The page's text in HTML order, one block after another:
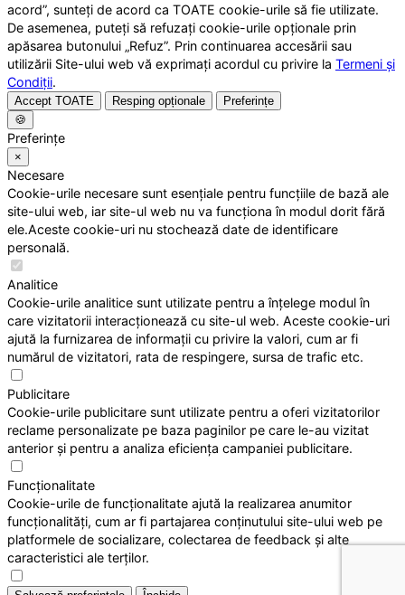
acord”, sunteți de acord ca TOATE cookie-urile să fie utilizate.
De asemenea, puteți să refuzați cookie-urile opționale prin
apăsarea butonului „Refuz”. Prin continuarea accesării sau
utilizării Site-ului web vă exprimați acordul cu privire la Termeni și
Condiții.
Accept TOATE Resping opționale
Preferințe
🍪
Preferințe
×
Necesare
Cookie-urile necesare sunt esențiale pentru funcțiile de bază ale
site-ului web, iar site-ul web nu va funcționa în modul dorit fără
ele.Aceste cookie-uri nu stochează date de identificare
personală.
Analitice
Cookie-urile analitice sunt utilizate pentru a înțelege modul în
care vizitatorii interacționează cu site-ul web. Aceste cookie-uri
ajută la furnizarea de informații cu privire la valori, cum ar fi
numărul de vizitatori, rata de respingere, sursa de trafic etc.
Publicitare
Cookie-urile publicitare sunt utilizate pentru a oferi vizitatorilor
reclame personalizate pe baza paginilor pe care le-au vizitat
anterior și pentru a analiza eficiența campaniei publicitare.
Funcționalitate
Cookie-urile de funcționalitate ajută la realizarea anumitor
funcționalități, cum ar fi partajarea conținutului site-ului web pe
platformele de socializare, colectarea de feedback și alte
caracteristici ale terților.